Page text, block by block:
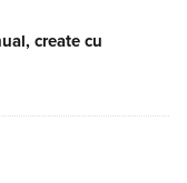
create cu